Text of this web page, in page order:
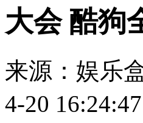
大会 酷狗
来源： 娱乐
4-20